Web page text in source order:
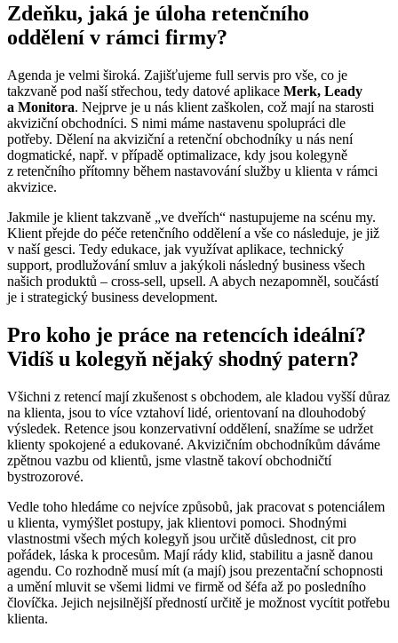
Zdeňku, jaká je úloha retenčního
oddělení v rámci firmy?
Agenda je velmi široká. Zajišťujeme full servis pro vše, co je
takzvaně pod naší střechou, tedy datové aplikace Merk, Leady
a Monitora. Nejprve je u nás klient zaškolen, což mají na starosti
akviziční obchodníci. S nimi máme nastavenu spolupráci dle
potřeby. Dělení na akviziční a retenční obchodníky u nás není
dogmatické, např. v případě optimalizace, kdy jsou kolegyně
z retenčního přítomny během nastavování služby u klienta v rámci
akvizice.
Jakmile je klient takzvaně „ve dveřích“ nastupujeme na scénu my.
Klient přejde do péče retenčního oddělení a vše co následuje, je již
v naší gesci. Tedy edukace, jak využívat aplikace, technický
support, prodlužování smluv a jakýkoli následný business všech
našich produktů – cross-sell, upsell. A abych nezapomněl, součástí
je i strategický business development.
Pro koho je práce na retencích ideální?
Vidíš u kolegyň nějaký shodný patern?
Všichni z retencí mají zkušenost s obchodem, ale kladou vyšší důraz
na klienta, jsou to více vztahoví lidé, orientovaní na dlouhodobý
výsledek. Retence jsou konzervativní oddělení, snažíme se udržet
klienty spokojené a edukované. Akvizičním obchodníkům dáváme
zpětnou vazbu od klientů, jsme vlastně takoví obchodničtí
bystrozorové.
Vedle toho hledáme co nejvíce způsobů, jak pracovat s potenciálem
u klienta, vymýšlet postupy, jak klientovi pomoci. Shodnými
vlastnostmi všech mých kolegyň jsou určitě důslednost, cit pro
pořádek, láska k procesům. Mají rády klid, stabilitu a jasně danou
agendu. Co rozhodně musí mít (a mají) jsou prezentační schopnosti
a umění mluvit se všemi lidmi ve firmě od šéfa až po posledního
človíčka. Jejich nejsilnější předností určitě je možnost vycítit potřebu
klienta.